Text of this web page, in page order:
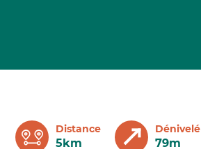
Distance
5km
Dénivelé
79m